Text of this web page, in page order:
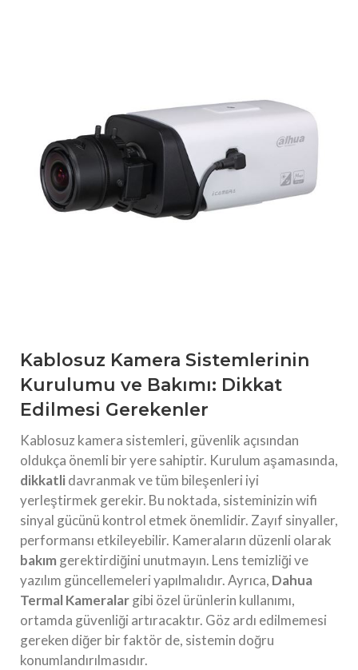
Kablosuz Kamera Sistemlerinin
Kurulumu ve Bakımı: Dikkat
Edilmesi Gerekenler
Kablosuz kamera sistemleri, güvenlik açısından
oldukça önemli bir yere sahiptir. Kurulum aşamasında,
dikkatlidavranmak ve tüm bileşenleri iyi
yerleştirmek gerekir. Bu noktada, sisteminizin wifi
sinyal gücünü kontrol etmek önemlidir. Zayıf sinyaller,
performansı etkileyebilir. Kameraların düzenli olarak
bakımgerektirdiğini unutmayın. Lens temizliği ve
yazılım güncellemeleri yapılmalıdır. Ayrıca, Dahua
Termal Kameralargibi özel ürünlerin kullanımı,
ortamda güvenliği artıracaktır. Göz ardı edilmemesi
gereken diğer bir faktör de, sistemin doğru
konumlandırılmasıdır.